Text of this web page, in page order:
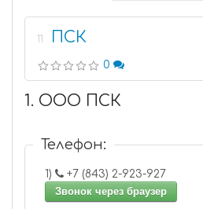
11 ПСК
0
1. ООО ПСК
Телефон:
1)
+7 (843) 2-923-927
Звонок через браузер